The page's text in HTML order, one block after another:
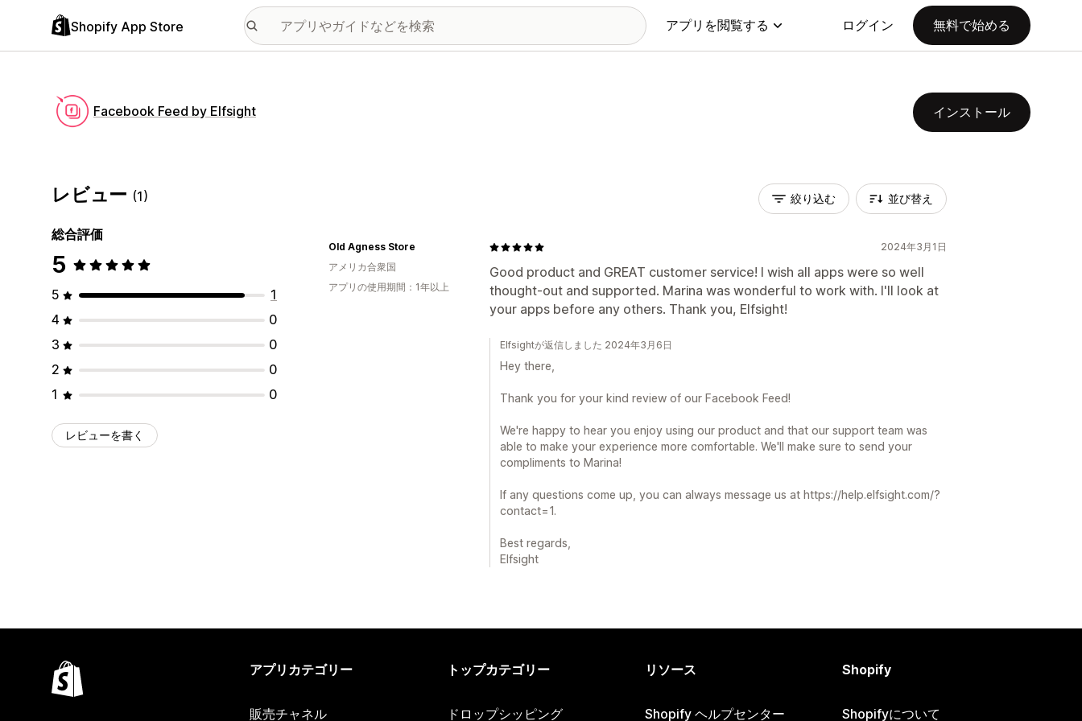
Shopify App Store アプリを閲覧する ログイン 無料で始める
Facebook Feed by Elfsight インストール
レビュー (1)
総合評価
5
5
1
4
0
3
0
2
0
1
0
レビューを書く
絞り込む 並び替え
2024年3月1日
Good product and GREAT customer service! I wish all apps were so well
thought-out and supported. Marina was wonderful to work with. I'll look at
your apps before any others. Thank you, Elfsight!
Old Agness Store
アメリカ合衆国
アプリの使用期間：1年以上
Elfsightが返信しました 2024年3月6日
Hey there,
Thank you for your kind review of our Facebook Feed!
We're happy to hear you enjoy using our product and that our support team was
able to make your experience more comfortable. We'll make sure to send your
compliments to Marina!
If any questions come up, you can always message us at https://help.elfsight.com/?
contact=1.
Best regards,
Elfsight
アプリカテゴリー
販売チャネル
トップカテゴリー
ドロップシッピング
リソース
Shopify ヘルプセンター
Shopify
Shopifyについて